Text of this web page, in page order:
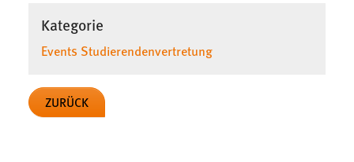
Kategorie
Events Studierendenvertretung
ZURÜCK
Sprachpräferenz
Name:
Zweck:
Das Cookie speichert die gewählte Sprache der Website.